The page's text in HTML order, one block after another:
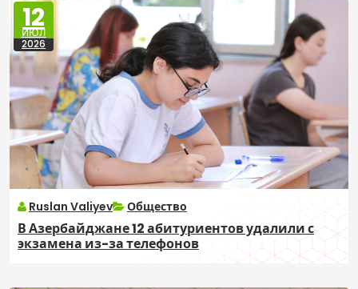
12
ИЮЛ
2026
Ruslan Valiyev Общество
В Азербайджане 12 абитуриентов удалили с
экзамена из-за телефонов